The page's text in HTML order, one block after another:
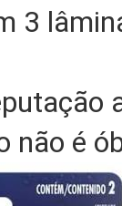
3
não é